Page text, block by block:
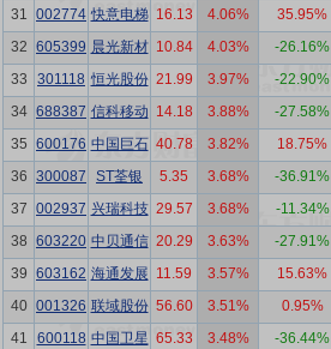
31 002774 快意电梯 16.13 4.06% 35.95%
32 605399 晨光新材 10.84 4.03% -26.16%
33
301118 恒光股份 21.99 3.97% -22.90%
34 688387 信科移动 14.18 3.88% -27.58%
35 600176 中国巨石 40.78 3.82% 18.75%
36 300087 ST荃银 5.35 3.68% -36.91%
37 002937 兴瑞科技 29.57 3.68% -11.34%
38 603220 中贝通信 20.29 3.63% -27.91%
39 603162 海通发展 11.59 3.57% 15.63%
40 001326 联域股份 56.60 3.51% 0.95%
41
600118 中国卫星 65.33 3.48% -36.44%